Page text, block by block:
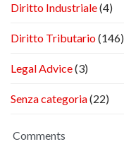
Diritto Industriale(4)
Diritto Tributario(146)
Legal Advice(3)
Senza categoria(22)
Comments